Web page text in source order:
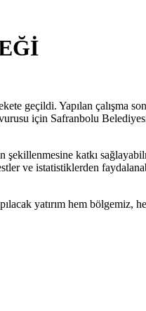
geçildi. Yapılan çalışma
için Safranbolu
katkı
ve istatistiklerden
yatırım hem bölgemiz,